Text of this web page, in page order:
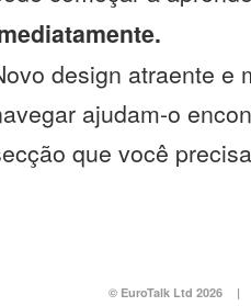
design atraente e
ajudam-o
que você
© EuroTalk Ltd 2026 |